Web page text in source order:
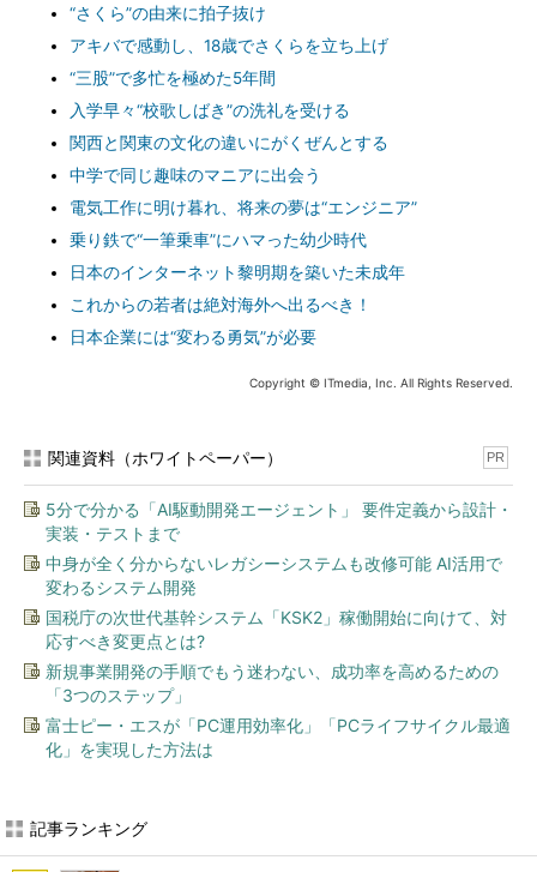
“さくら”の由来に拍子抜け
アキバで感動し、18歳でさくらを立ち上げ
“三股”で多忙を極めた5年間
入学早々“校歌しばき”の洗礼を受ける
関西と関東の文化の違いにがくぜんとする
中学で同じ趣味のマニアに出会う
電気工作に明け暮れ、将来の夢は“エンジニア”
乗り鉄で“一筆乗車”にハマった幼少時代
日本のインターネット黎明期を築いた未成年
これからの若者は絶対海外へ出るべき！
日本企業には“変わる勇気”が必要
Copyright © ITmedia, Inc. All Rights Reserved.
関連資料（ホワイトペーパー） PR
5分で分かる「AI駆動開発エージェント」 要件定義から設計・
実装・テストまで
中身が全く分からないレガシーシステムも改修可能 AI活用で
変わるシステム開発
国税庁の次世代基幹システム「KSK2」稼働開始に向けて、対
応すべき変更点とは?
新規事業開発の手順でもう迷わない、成功率を高めるための
「3つのステップ」
富士ピー・エスが「PC運用効率化」「PCライフサイクル最適
化」を実現した方法は
記事ランキング